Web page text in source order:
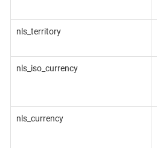
nls_territory
nls_iso_currency
nls_currency